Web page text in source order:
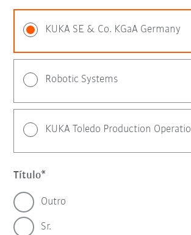
KUKA SE & Co. KGaA Germany
Robotic Systems
KUKA Toledo Production
Título
Outro
Sr.